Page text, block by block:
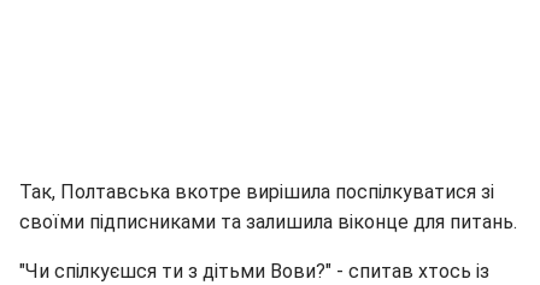
Так, Полтавська вкотре вирішила поспілкуватися зі
своїми підписниками та залишила віконце для питань.
"Чи спілкуєшся ти з дітьми Вови?" - спитав хтось із